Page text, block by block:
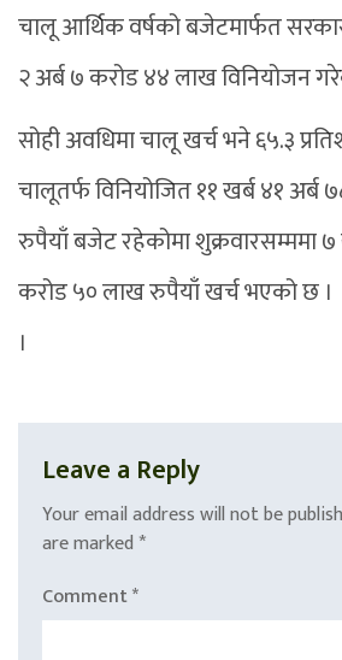
चालू आर्थिक वर्षको बजेटमार्फत
२ अर्ब ७ करोड ४४ लाख विनियोजन
सोही अवधिमा चालू खर्च भने ६५.३
चालूतर्फ विनियोजित ११ खर्ब ४१ अर्ब
रुपैयाँ बजेट रहेकोमा शुक्रवारसम्ममा ७
करोड ५० लाख रुपैयाँ खर्च भएको छ ।
।
Leave a Reply
Your email address will not be
are marked *
Comment*